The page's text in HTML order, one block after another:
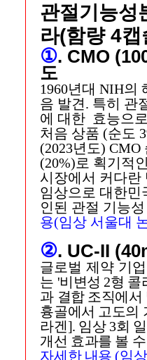
관절기능성
라(함량 4캡
①. CMO
도
1960년대 NIH의
음 발견. 특히 관
에 대한 효능으
처음 상품 (순도
(2023년도) CMO
(20%)로 획기적
시장에서 커다란
임상으로 대한민
인된 관절 기능
용(임상 서울대
②. UC-II
글로벌 제약 기
는 '비변성 2형
과 결합 조직에
흉골에서 고도의
라겐]. 임상 3회
개선 효과를 볼
자세한 내용 (임